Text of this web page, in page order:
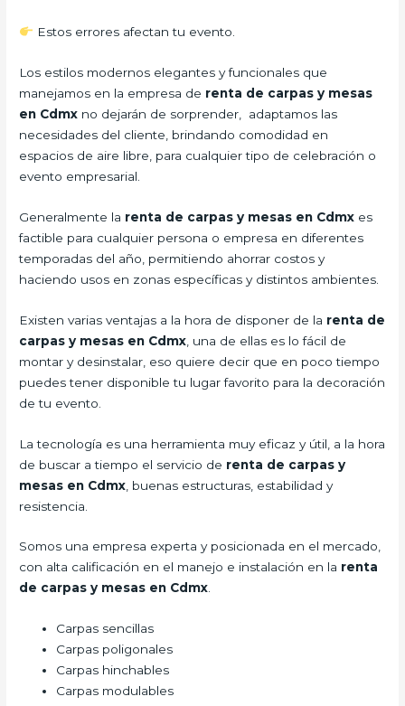
Estos errores afectan tu evento.
Los estilos modernos elegantes y funcionales que
manejamos en la empresa de renta de carpas y mesas
en Cdmx no dejarán de sorprender, adaptamos las
necesidades del cliente, brindando comodidad en
espacios de aire libre, para cualquier tipo de celebración o
evento empresarial.
Generalmente la renta de carpas y mesas en Cdmx es
factible para cualquier persona o empresa en diferentes
temporadas del año, permitiendo ahorrar costos y
haciendo usos en zonas específicas y distintos ambientes.
Existen varias ventajas a la hora de disponer de la renta de
carpas y mesas en Cdmx , una de ellas es lo fácil de
montar y desinstalar, eso quiere decir que en poco tiempo
puedes tener disponible tu lugar favorito para la decoración
de tu evento.
La tecnología es una herramienta muy eficaz y útil, a la hora
de buscar a tiempo el servicio de renta de carpas y
mesas en Cdmx , buenas estructuras, estabilidad y
resistencia.
Somos una empresa experta y posicionada en el mercado,
con alta calificación en el manejo e instalación en la renta
de carpas y mesas en Cdmx.
Carpas sencillas
Carpas poligonales
Carpas hinchables
Carpas modulables